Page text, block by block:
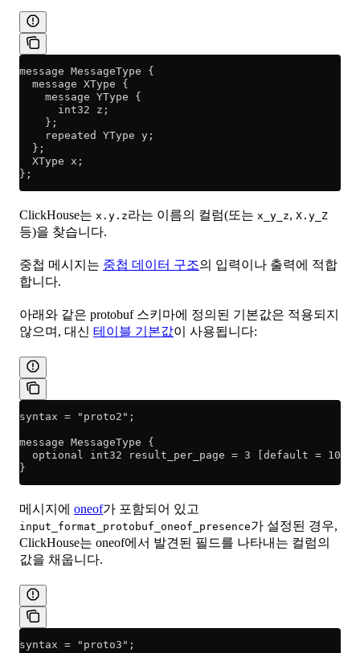
message MessageType {
  message XType {
    message YType {
      int32 z;
    };
    repeated YType y;
  };
  XType x;
};
ClickHouse는 x.y.z라는 이름의 컬럼(또는 x_y_z, X.y_Z
등)을 찾습니다.
중첩 메시지는 중첩 데이터 구조의 입력이나 출력에 적합
합니다.
아래와 같은 protobuf 스키마에 정의된 기본값은 적용되지
않으며, 대신 테이블 기본값이 사용됩니다:
syntax = "proto2";
message MessageType {
  optional int32 result_per_page = 3 [default = 10];
}
메시지에 oneof가 포함되어 있고
input_format_protobuf_oneof_presence가 설정된 경우,
ClickHouse는 oneof에서 발견된 필드를 나타내는 컬럼의
값을 채웁니다.
syntax = "proto3";